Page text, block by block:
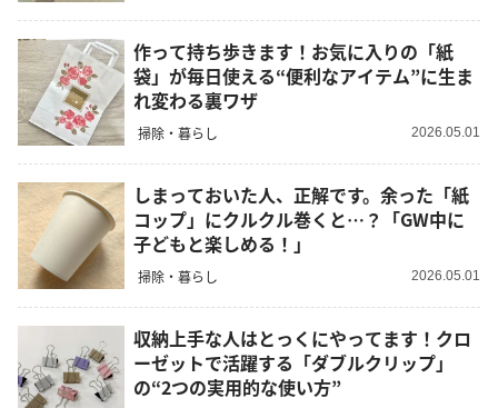
作って持ち歩きます！お気に入りの「紙
袋」が毎日使える“便利なアイテム”に生ま
れ変わる裏ワザ
掃除・暮らし 2026.05.01
しまっておいた人、正解です。余った「紙
コップ」にクルクル巻くと…？「GW中に
子どもと楽しめる！」
掃除・暮らし 2026.05.01
収納上手な人はとっくにやってます！クロ
ーゼットで活躍する「ダブルクリップ」
の“2つの実用的な使い方”